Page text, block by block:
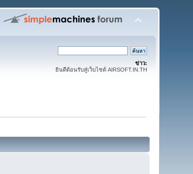
ข่าว:
ยินดีต้อนรับสู่เว็บไซต์ AIRSOFT.IN.TH